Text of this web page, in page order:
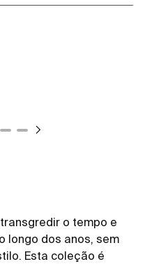
o tempo e
longo dos anos, sem
Esta coleção é